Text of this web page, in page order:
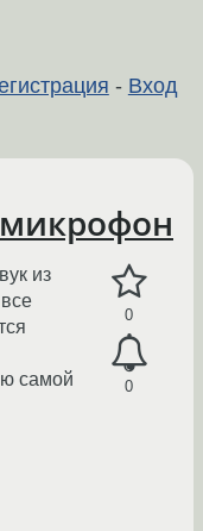
- Вход
микрофон
0
0
из
самой